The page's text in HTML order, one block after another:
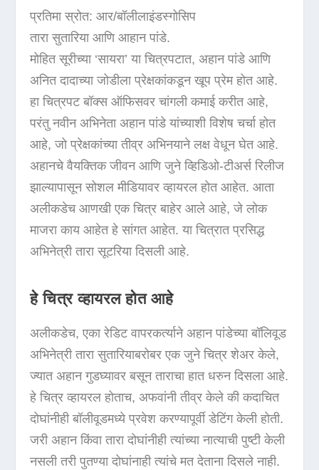
प्रतिमा स्रोत: आर/बॉलीलाइंडस्गोसिप
तारा सुतारिया आणि आहान पांडे.
मोहित सूरीच्या ‘सायरा’ या चित्रपटात, अहान पांडे आणि
अनित दादाच्या जोडीला प्रेक्षकांकडून खूप प्रेम होत आहे.
हा चित्रपट बॉक्स ऑफिसवर चांगली कमाई करीत आहे,
परंतु नवीन अभिनेता अहान पांडे यांच्याशी विशेष चर्चा होत
आहे, जो प्रेक्षकांच्या तीव्र अभिनयाने लक्ष वेधून घेत आहे.
अहानचे वैयक्तिक जीवन आणि जुने व्हिडिओ-टीअर्स रिलीज
झाल्यापासून सोशल मीडियावर व्हायरल होत आहेत. आता
अलीकडेच आणखी एक चित्र बाहेर आले आहे, जे लोक
माजरा काय आहेत हे सांगत आहेत. या चित्रात प्रसिद्ध
अभिनेत्री तारा सूटरिया दिसली आहे.
हे चित्र व्हायरल होत आहे
अलीकडेच, एका रेडिट वापरकर्त्याने अहान पांडेच्या बॉलिवूड
अभिनेत्री तारा सुतारियाबरोबर एक जुने चित्र शेअर केले,
ज्यात अहान गुडघ्यावर बसून ताराचा हात धरुन दिसला आहे.
हे चित्र व्हायरल होताच, अफवांनी तीव्र केले की कदाचित
दोघांनीही बॉलीवूडमध्ये प्रवेश करण्यापूर्वी डेटिंग केली होती.
जरी अहान किंवा तारा दोघांनीही त्यांच्या नात्याची पुष्टी केली
नसली तरी पुतण्या दोघांनाही त्यांचे मत देताना दिसले नाही.